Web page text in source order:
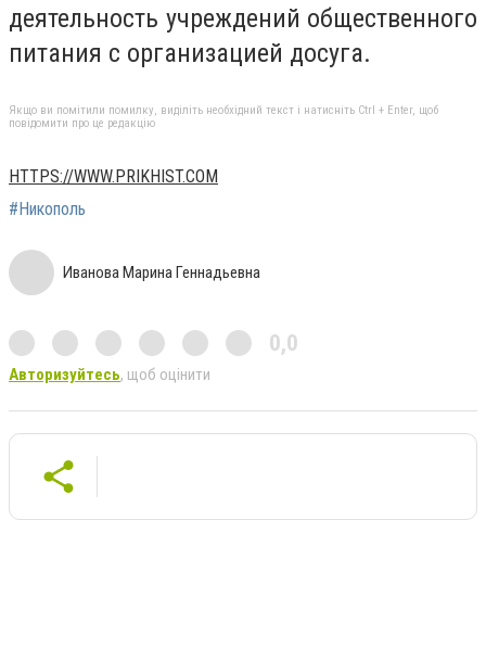
деятельность учреждений общественного
питания с организацией досуга.
Якщо ви помітили помилку, виділіть необхідний текст і натисніть Ctrl + Enter, щоб
повідомити про це редакцію
HTTPS://WWW.PRIKHIST.COM
#Никополь
Иванова Марина Геннадьевна
0,0
Авторизуйтесь, щоб оцінити